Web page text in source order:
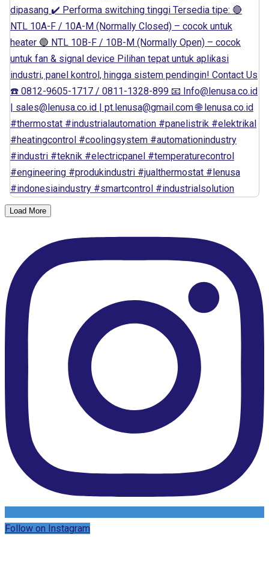
Load More
Follow on Instagram